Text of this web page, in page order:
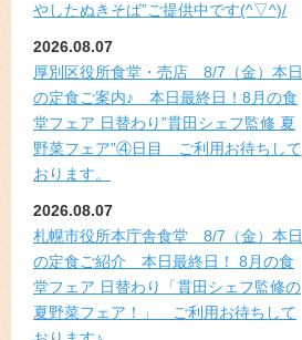
やしたぬきそば”ご提供中です(^▽^)/
2026.08.07
厚別区役所食堂・売店 8/7（金）本日
の定食ご案内♪ 本日最終日！8月の食
堂フェア 日替わり”貫田シェフ監修 夏
野菜フェア”④日目 ご利用お待ちして
おります。
2026.08.07
札幌市役所本庁舎食堂 8/7（金）本日
の定食ご紹介 本日最終日！ 8月の食
堂フェア 日替わり「貫田シェフ監修の
夏野菜フェア！」 ご利用お待ちして